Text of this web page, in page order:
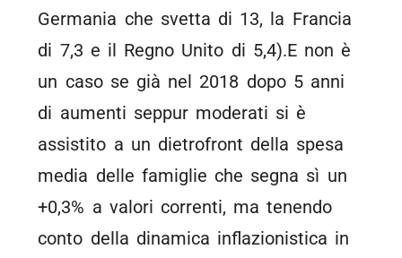
Germania che svetta di 13, la Francia
di 7,3 e il Regno Unito di 5,4).E non è
un caso se già nel 2018 dopo 5 anni
di aumenti seppur moderati si è
assistito a un dietrofront della spesa
media delle famiglie che segna sì un
+0,3% a valori correnti, ma tenendo
conto della dinamica inflazionistica in